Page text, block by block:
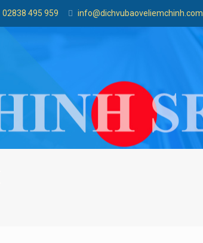
02838 495 959 info@dichvubaoveliemchinh.com